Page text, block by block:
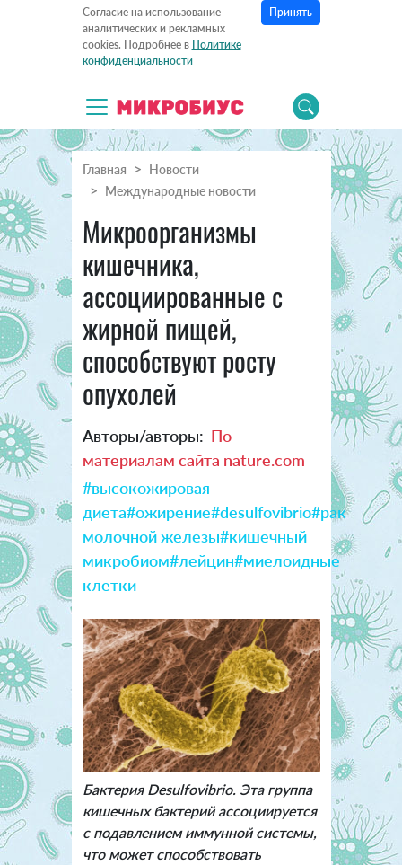
Согласие на использование
аналитических и рекламных
cookies. Подробнее в Политике
конфиденциальности
Принять
Главная
Новости
Международные новости
Микроорганизмы
кишечника,
ассоциированные с
жирной пищей,
способствуют росту
опухолей
Авторы/авторы: По
материалам сайта nature.com
#высокожировая
диета#ожирение#desulfovibrio#рак
молочной железы#кишечный
микробиом#лейцин#миелоидные
клетки
Бактерия Desulfovibrio. Эта группа
кишечных бактерий ассоциируется
с подавлением иммунной системы,
что может способствовать